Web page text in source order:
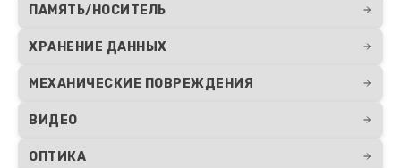
ПАМЯТЬ/НОСИТЕЛЬ
ХРАНЕНИЕ ДАННЫХ
МЕХАНИЧЕСКИЕ ПОВРЕЖДЕНИЯ
ВИДЕО
ОПТИКА